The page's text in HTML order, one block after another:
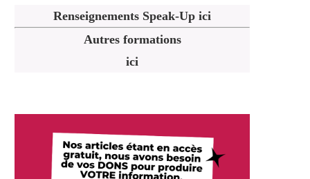
Renseignements Speak-Up ici
Autres formations
ici